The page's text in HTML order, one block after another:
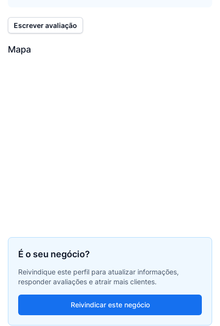
Escrever avaliação
Mapa
É o seu negócio?
Reivindique este perfil para atualizar informações,
responder avaliações e atrair mais clientes.
Reivindicar este negócio